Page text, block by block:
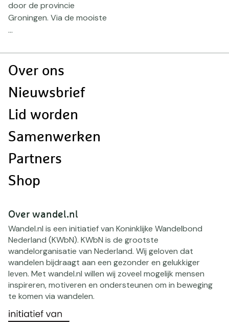
door de provincie
Groningen. Via de mooiste
...
Doormat
Over ons
Nieuwsbrief
Lid worden
Samenwerken
Partners
Shop
Over wandel.nl
Wandel.nl is een initiatief van Koninklijke Wandelbond
Nederland (KWbN). KWbN is de grootste
wandelorganisatie van Nederland. Wij geloven dat
wandelen bijdraagt aan een gezonder en gelukkiger
leven. Met wandel.nl willen wij zoveel mogelijk mensen
inspireren, motiveren en ondersteunen om in beweging
te komen via wandelen.